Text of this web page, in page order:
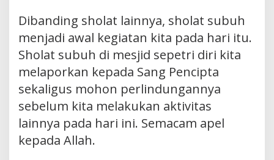
Dibanding sholat lainnya, sholat subuh
menjadi awal kegiatan kita pada hari itu.
Sholat subuh di mesjid sepetri diri kita
melaporkan kepada Sang Pencipta
sekaligus mohon perlindungannya
sebelum kita melakukan aktivitas
lainnya pada hari ini. Semacam apel
kepada Allah.